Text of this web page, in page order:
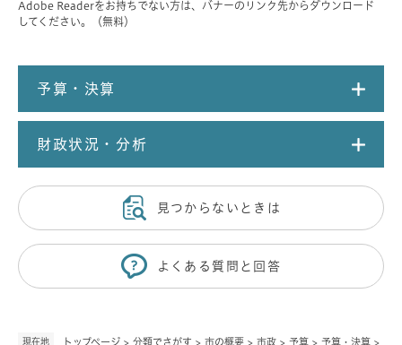
現在地 トップページ > 分類でさがす > 市の概要 > 市政 > 予算 > 予算・決算 >
Adobe Readerをお持ちでない方は、バナーのリンク先からダウンロード
してください。（無料）
予算・決算
財政状況・分析
見つからないときは
よくある質問と回答